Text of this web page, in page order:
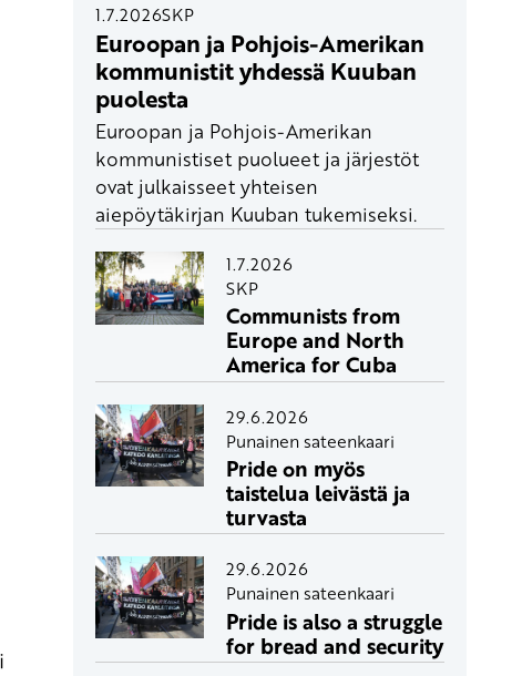
1.7.2026SKP
Euroopan ja Pohjois-Amerikan
kommunistit yhdessä Kuuban
puolesta
Euroopan ja Pohjois-Amerikan
kommunistiset puolueet ja järjestöt
ovat julkaisseet yhteisen
aiepöytäkirjan Kuuban tukemiseksi.
1.7.2026
SKP
Communists from
Europe and North
America for Cuba
29.6.2026
Punainen sateenkaari
Pride on myös
taistelua leivästä ja
turvasta
29.6.2026
Punainen sateenkaari
Pride is also a struggle
for bread and security